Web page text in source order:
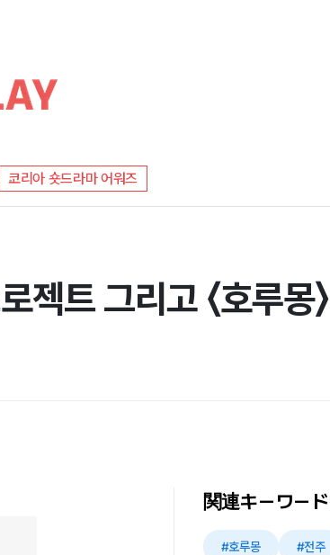
코리아 숏드라마 어워즈
트 그리고 〈호루몽〉
関連キーワード
#호루몽 #전주